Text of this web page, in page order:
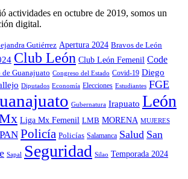
actividades en octubre de 2019, somos un
digital.
Gutiérrez Apertura 2024 Bravos de León
Club León Club León Femenil Code
de Guanajuato Congreso del Estado Covid-19 Diego
Diputados Economía Elecciones Estudiantes FGE
Gubernatura Irapuato León
Liga Mx Femenil LMB MORENA MUJERES
PAN Policía Policías Salamanca Salud San
Sapal Seguridad Silao Temporada 2024